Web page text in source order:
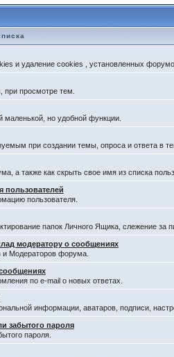
и удаление cookies , установленных
при просмотре тем.
маленькой, но удобной функции.
при создании темы, опроса и ответа в
а также как скрыть свое имя из списка
пользователя.
папок Личного Ящика, слежение за
модератору о сообщениях
и Модераторов форума.
по e-mail о новых ответах.
информации, аватаров, подписи,
забытого пароля
пароля.